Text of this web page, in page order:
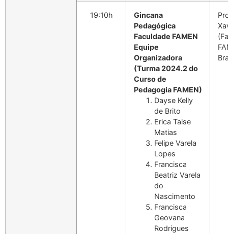
19:10h
Gincana
Pedagógica
Faculdade FAMEN
Equipe
Organizadora
(Turma 2024.2 do
Curso de
Pedagogia FAMEN)
Dayse Kelly
de Brito
Erica Taise
Matias
Felipe Varela
Lopes
Francisca
Beatriz Varela
do
Nascimento
Francisca
Geovana
Rodrigues